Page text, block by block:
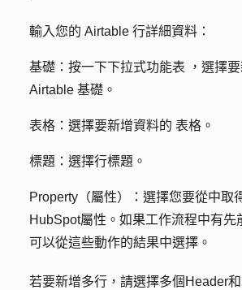
輸入您的 Airtable 行詳細資料：
基礎： 按一下下拉式功能表
，選擇
Airtable 基礎。
表格： 選擇要新增資料的 表格 。
標題： 選擇行標題 。
Property（屬性）： 選擇您要從中取
HubSpot屬性 。如果工作流程中有
可以從這些動作的結果中選擇。
若要新增多行，請選擇多個 Header和